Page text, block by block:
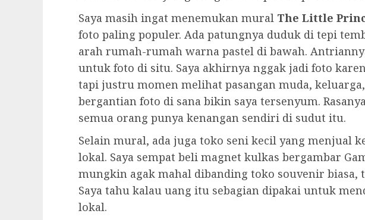
Dari tempat penuh keterbatasan, Gamcheon berubah
warna yang bikin orang dari seluruh dunia datang.
Saat berdiri di salah satu spot yang menghadap ke
mikir:Hidup itu bisa berubah total kalau ada usaha
tempat sederhana bisa lahir sesuatu yang indah.
Menyusuri Gang Sempit dan Warna-warni Seni
Gamcheon itu nggak cuma tentang rumah warna-
adalah gang-gang sempit yang penuh mural,
kecil. Jalanannya berliku, kadang menanjak tajam,
bahkan bikin saya ngos-ngosan. Tapi setiap belokan